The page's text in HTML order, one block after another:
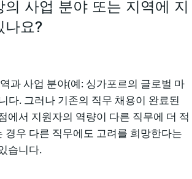
의 사업 분야 또는 지역에 지
나요?
과 사업 분야(예: 싱가포르의 글로벌 마
다. 그러나 기존의 직무 채용이 완료된
에서 지원자의 역량이 다른 직무에 더 적
경우 다른 직무에도 고려를 희망한다는
습니다.